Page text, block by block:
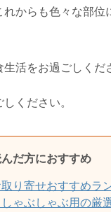
からも色々な部位
活をお過ごしくだ
ください。
だ方におすすめ
り寄せおすすめラ
しゃぶしゃぶ用の厳